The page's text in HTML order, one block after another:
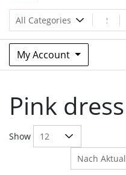
Manga Planet
Split Part Online Shop
My Account
Pink dress
Show